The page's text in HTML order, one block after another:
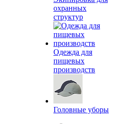
охранных
структур
Одежда для
пищевых
производств
Головные уборы